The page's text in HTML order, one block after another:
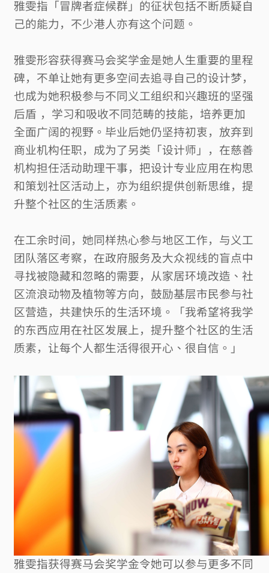
雅雯指「冒牌者症候群」的征状包括不断质疑自
己的能力，不少港人亦有这个问题。
雅雯形容获得赛马会奖学金是她人生重要的里程
碑，不单让她有更多空间去追寻自己的设计梦，
也成为她积极参与不同义工组织和兴趣班的坚强
后盾 ，学习和吸收不同范畴的技能，培养更加
全面广阔的视野。毕业后她仍坚持初衷，放弃到
商业机构任职，成为了另类「设计师」，在慈善
机构担任活动助理干事，把设计专业应用在构思
和策划社区活动上，亦为组织提供创新思维，提
升整个社区的生活质素。
在工余时间，她同样热心参与地区工作，与义工
团队落区考察，在政府服务及大众视线的盲点中
寻找被隐藏和忽略的需要，从家居环境改造、社
区流浪动物及植物等方向，鼓励基层市民参与社
区营造，共建快乐的生活环境。「我希望将我学
的东西应用在社区发展上，提升整个社区的生活
质素，让每个人都生活得很开心、很自信。」
雅雯指获得赛马会奖学金令她可以参与更多不同